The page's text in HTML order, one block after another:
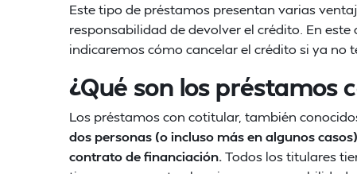
Este tipo de préstamos presentan varias
responsabilidad de devolver el crédito. En
indicaremos cómo cancelar el crédito si ya no
¿Qué son los préstamos
Los préstamos con cotitular, también
dos personas (o incluso más en algunos
contrato de financiación. Todos los titulares